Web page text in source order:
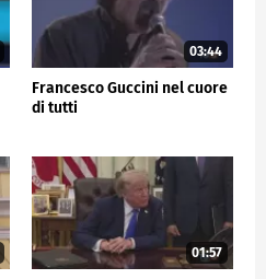
03:44
Francesco Guccini nel cuore
di tutti
01:57